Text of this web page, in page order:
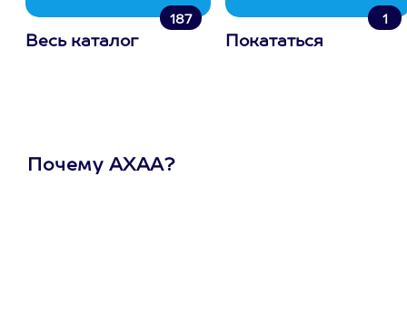
187
Весь каталог
1
Покататься
Почему АХАА?